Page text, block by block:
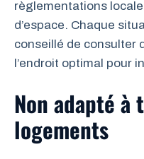
règlementations
d’espace. Chaque
conseillé de consulter
l’endroit optimal pour
Non adapté à
logements